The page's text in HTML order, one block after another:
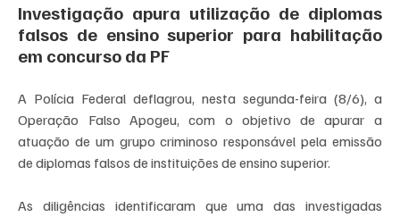
Investigação apura utilização de diplomas
falsos de ensino superior para habilitação
em concurso da PF
A Polícia Federal deflagrou, nesta segunda-feira (8/6), a
Operação Falso Apogeu, com o objetivo de apurar a
atuação de um grupo criminoso responsável pela emissão
de diplomas falsos de instituições de ensino superior.
As diligências identificaram que uma das investigadas